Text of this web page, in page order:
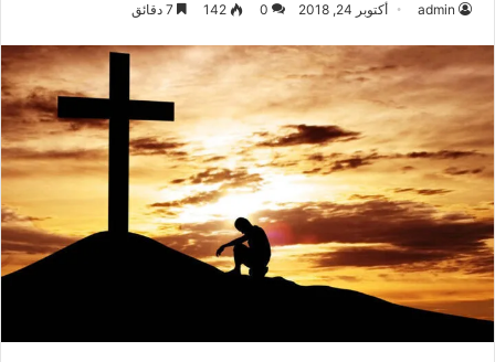
admin أكتوبر 24, 2018 0
142